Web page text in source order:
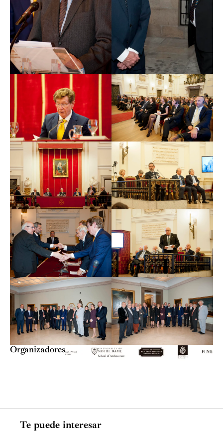
de la Independencia, hicieron que el edificio de la Real
Academia de Ciencias, concebido por Carlos III y
construido por Villanueva nunca tuviese el destino para
el cual se había construido. En 1819 por voluntad del
rey Fernando VII la obra de Villanueva, tras las
consiguientes transformaciones pasó a ser el Museo de
las Nobles Artes [hoy Museo del Prado], cuya fama es
universal.
En el año 1785 el Conde de Floridablanca, Primer
Ministro del rey Carlos III, mostró al monarca, en
presencia del Príncipe de Asturias, el futuro rey Carlos
IV, dos únicos proyectos diseñados por Villanueva para
la construcción del “Palacio de las Ciencias”. El primer
proyecto consistente en cuatro diseños que se conservan
en la Academia, fue rechazado, quizás por tratarse de
un edificio complejo y de alto coste, optando Carlos III
por el segundo proyecto, más sencillo y económico.
Los cuatro diseños del proyecto rechazado y no
construido tienen el atractivo de lo inédito, de lo que
nunca se ha materializado de forma concreta y efectiva.
Puesta la mente en acción el entendido puede deleitarse
con imaginativas y supuestas apariencias. Ahora bien,
para una total comprensión de un proyecto, lo mejor es
trasladar a la tercera dimensión los planos y alzados
dibujados por el arquitecto. La vieja aspiración del
Museo de realizar la maqueta fue llevada a cabo por el
maquetista Juan de Dios Hernández y su colaborador
su Museo.
Organizadores
Te puede interesar